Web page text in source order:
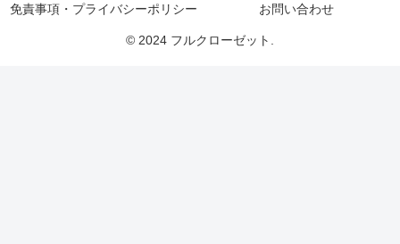
免責事項・プライバシーポリシー お問い合わせ
© 2024 フルクローゼット.